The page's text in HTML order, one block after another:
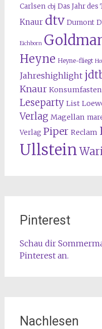
Carlsen cbj Das Jahr des
Knaur dtv Dumont
Eichborn
Heyne Heyne-fliegt
Jahreshighlight
Knaur Konsumfasten
Leseparty List
Verlag Magellan
Verlag Piper Reclam
Ullstein
Pinterest
Schau dir
Pinterest an.
Nachlesen